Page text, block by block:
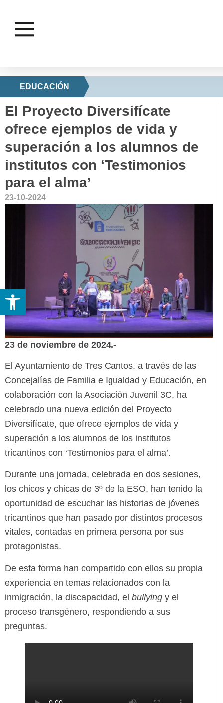
Abrir barra de herramientas
EDUCACIÓN
El Proyecto Diversifícate
ofrece ejemplos de vida y
superación a los alumnos de
institutos con ‘Testimonios
para el alma’
23-10-2024
23 de noviembre de 2024.-
El Ayuntamiento de Tres Cantos, a través de las
Concejalías de Familia e Igualdad y Educación, en
colaboración con la Asociación Juvenil 3C, ha
celebrado una nueva edición del Proyecto
Diversifícate, que ofrece ejemplos de vida y
superación a los alumnos de los institutos
tricantinos con ‘Testimonios para el alma’.
Durante una jornada, celebrada en dos sesiones,
los chicos y chicas de 3º de la ESO, han tenido la
oportunidad de escuchar las historias de jóvenes
tricantinos que han pasado por distintos procesos
vitales, contadas en primera persona por sus
protagonistas.
De esta forma han compartido con ellos su propia
experiencia en temas relacionados con la
inmigración, la discapacidad, el bullying y el
proceso transgénero, respondiendo a sus
preguntas.